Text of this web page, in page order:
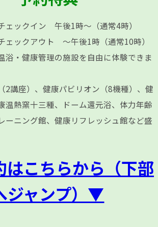
ェックイン 午後1時～（通常4時）
ェックアウト ～午後1時（通常10時）
浴・健康管理の施設を自由に体験できま
2講座）、健康パビリオン（8機種）、健
温熱窯十三種、ドーム還元浴、体力年齢
ーニング館、健康リフレッシュ館など盛
こちらから（下部
ジャンプ）▼